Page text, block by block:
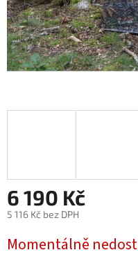
6 190 Kč
5 116 Kč bez DPH
cena:
Momentálně